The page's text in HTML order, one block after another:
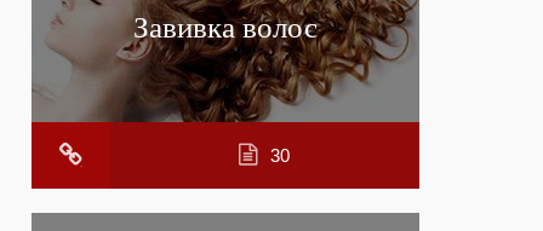
Завивка волос
30